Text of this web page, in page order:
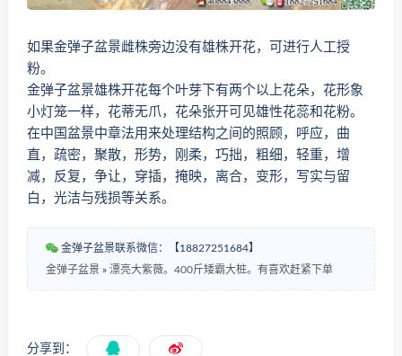
如果金弹子盆景雌株旁边没有雄株开花，可进行人工授
粉。
金弹子盆景雄株开花每个叶芽下有两个以上花朵，花形象
小灯笼一样，花蒂无爪，花朵张开可见雄性花蕊和花粉。
在中国盆景中章法用来处理结构之间的照顾，呼应，曲
直，疏密，聚散，形势，刚柔，巧拙，粗细，轻重，增
减，反复，争让，穿插，掩映，离合，变形，写实与留
白，光洁与残损等关系。
金弹子盆景联系微信：【18827251684】
金弹子盆景 » 漂亮大紫薇。400斤矮霸大桩。有喜欢赶紧下单
分享到：